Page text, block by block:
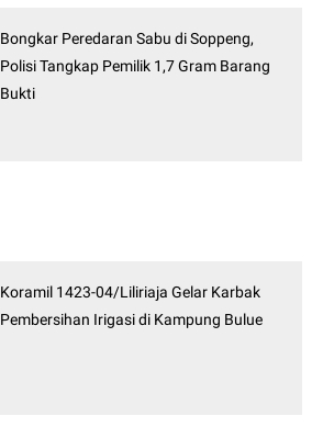
Bongkar Peredaran Sabu di Soppeng,
Polisi Tangkap Pemilik 1,7 Gram Barang
Bukti
Koramil 1423-04/Liliriaja Gelar Karbak
Pembersihan Irigasi di Kampung Bulue